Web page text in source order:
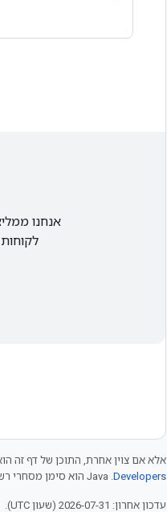
אנחנו
אלא אם צוין אחרת, התוכן של דף זה
Developers‏
עדכון אחרון: 2026-07-31 (שעון UTC).